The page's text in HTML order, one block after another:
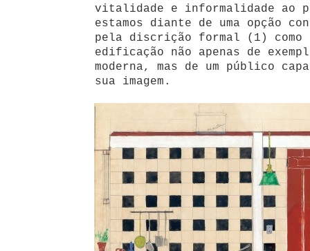
vitalidade e informalidade ao
estamos diante de uma opção
pela discrição formal (1) como
edificação não apenas de
moderna, mas de um público
sua imagem.